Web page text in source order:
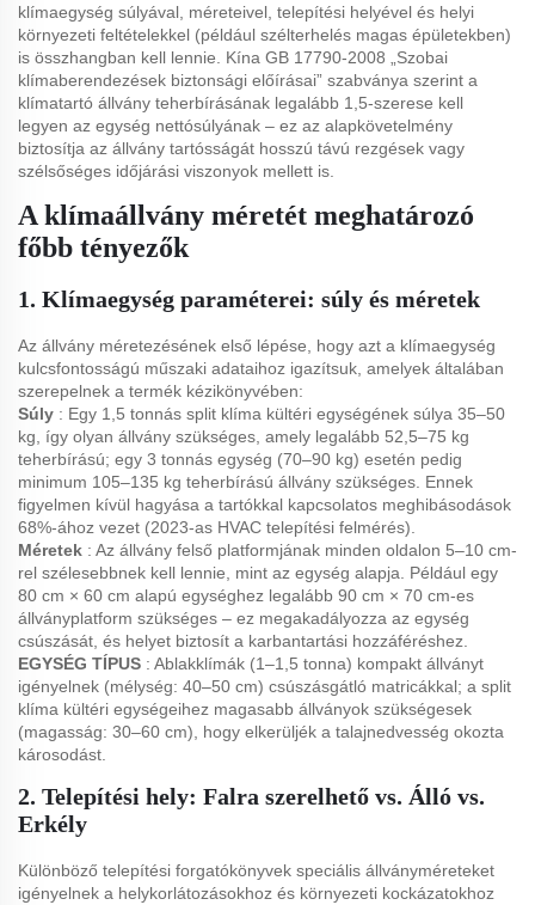
klímaegység súlyával, méreteivel, telepítési helyével és helyi
környezeti feltételekkel (például szélterhelés magas épületekben)
is összhangban kell lennie. Kína GB 17790-2008 „Szobai
klímaberendezések biztonsági előírásai” szabványa szerint a
klímatartó állvány teherbírásának legalább 1,5-szerese kell
legyen az egység nettósúlyának – ez az alapkövetelmény
biztosítja az állvány tartósságát hosszú távú rezgések vagy
szélsőséges időjárási viszonyok mellett is.
A klímaállvány méretét meghatározó
főbb tényezők
1. Klímaegység paraméterei: súly és méretek
Az állvány méretezésének első lépése, hogy azt a klímaegység
kulcsfontosságú műszaki adataihoz igazítsuk, amelyek általában
szerepelnek a termék kézikönyvében:
Súly : Egy 1,5 tonnás split klíma kültéri egységének súlya 35–50
kg, így olyan állvány szükséges, amely legalább 52,5–75 kg
teherbírású; egy 3 tonnás egység (70–90 kg) esetén pedig
minimum 105–135 kg teherbírású állvány szükséges. Ennek
figyelmen kívül hagyása a tartókkal kapcsolatos meghibásodások
68%-ához vezet (2023-as HVAC telepítési felmérés).
Méretek : Az állvány felső platformjának minden oldalon 5–10 cm-
rel szélesebbnek kell lennie, mint az egység alapja. Például egy
80 cm × 60 cm alapú egységhez legalább 90 cm × 70 cm-es
állványplatform szükséges – ez megakadályozza az egység
csúszását, és helyet biztosít a karbantartási hozzáféréshez.
EGYSÉG TÍPUS : Ablakklímák (1–1,5 tonna) kompakt állványt
igényelnek (mélység: 40–50 cm) csúszásgátló matricákkal; a split
klíma kültéri egységeihez magasabb állványok szükségesek
(magasság: 30–60 cm), hogy elkerüljék a talajnedvesség okozta
károsodást.
2. Telepítési hely: Falra szerelhető vs. Álló vs.
Erkély
Különböző telepítési forgatókönyvek speciális állványméreteket
igényelnek a helykorlátozásokhoz és környezeti kockázatokhoz